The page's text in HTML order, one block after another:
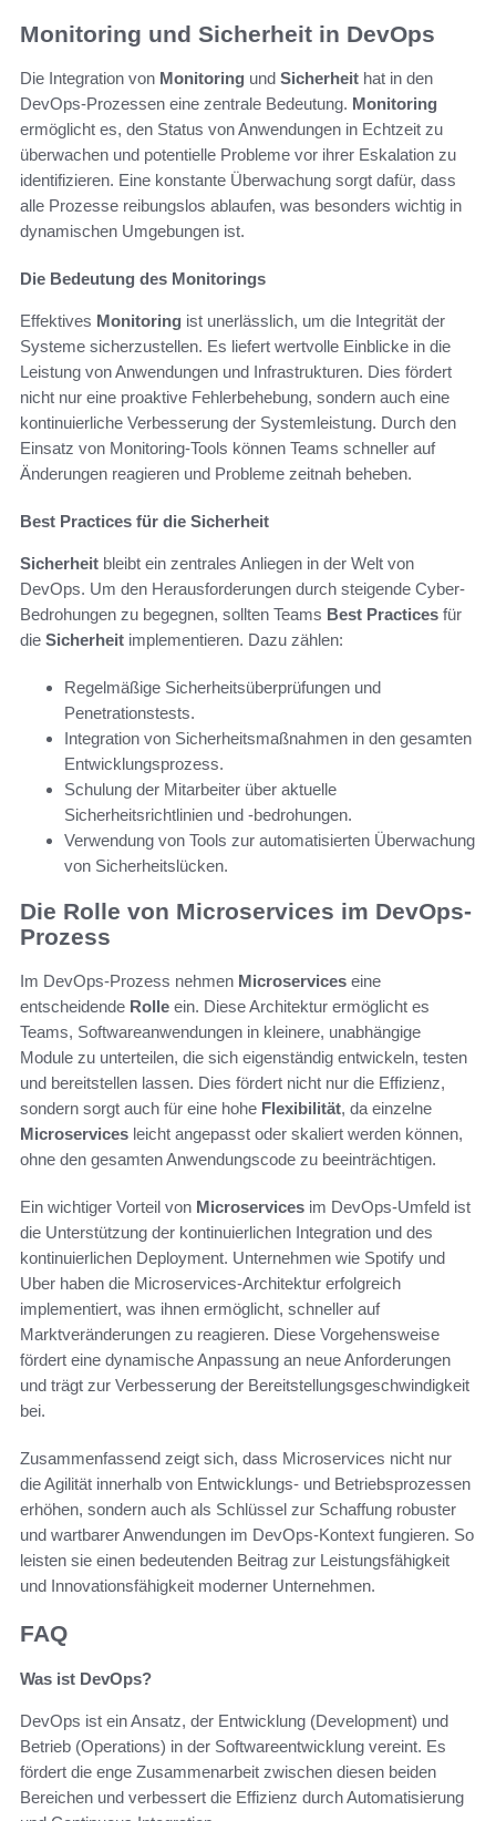
Monitoring und Sicherheit in DevOps
Die Integration von Monitoring und Sicherheit hat in den
DevOps-Prozessen eine zentrale Bedeutung. Monitoring
ermöglicht es, den Status von Anwendungen in Echtzeit zu
überwachen und potentielle Probleme vor ihrer Eskalation zu
identifizieren. Eine konstante Überwachung sorgt dafür, dass
alle Prozesse reibungslos ablaufen, was besonders wichtig in
dynamischen Umgebungen ist.
Die Bedeutung des Monitorings
Effektives Monitoring ist unerlässlich, um die Integrität der
Systeme sicherzustellen. Es liefert wertvolle Einblicke in die
Leistung von Anwendungen und Infrastrukturen. Dies fördert
nicht nur eine proaktive Fehlerbehebung, sondern auch eine
kontinuierliche Verbesserung der Systemleistung. Durch den
Einsatz von Monitoring-Tools können Teams schneller auf
Änderungen reagieren und Probleme zeitnah beheben.
Best Practices für die Sicherheit
Sicherheit bleibt ein zentrales Anliegen in der Welt von
DevOps. Um den Herausforderungen durch steigende Cyber-
Bedrohungen zu begegnen, sollten Teams Best Practices für
die Sicherheit implementieren. Dazu zählen:
Regelmäßige Sicherheitsüberprüfungen und
Penetrationstests.
Integration von Sicherheitsmaßnahmen in den gesamten
Entwicklungsprozess.
Schulung der Mitarbeiter über aktuelle
Sicherheitsrichtlinien und -bedrohungen.
Verwendung von Tools zur automatisierten Überwachung
von Sicherheitslücken.
Die Rolle von Microservices im DevOps-
Prozess
Im DevOps-Prozess nehmen Microservices eine
entscheidende Rolle ein. Diese Architektur ermöglicht es
Teams, Softwareanwendungen in kleinere, unabhängige
Module zu unterteilen, die sich eigenständig entwickeln, testen
und bereitstellen lassen. Dies fördert nicht nur die Effizienz,
sondern sorgt auch für eine hohe Flexibilität, da einzelne
Microservices leicht angepasst oder skaliert werden können,
ohne den gesamten Anwendungscode zu beeinträchtigen.
Ein wichtiger Vorteil von Microservices im DevOps-Umfeld ist
die Unterstützung der kontinuierlichen Integration und des
kontinuierlichen Deployment. Unternehmen wie Spotify und
Uber haben die Microservices-Architektur erfolgreich
implementiert, was ihnen ermöglicht, schneller auf
Marktveränderungen zu reagieren. Diese Vorgehensweise
fördert eine dynamische Anpassung an neue Anforderungen
und trägt zur Verbesserung der Bereitstellungsgeschwindigkeit
bei.
Zusammenfassend zeigt sich, dass Microservices nicht nur
die Agilität innerhalb von Entwicklungs- und Betriebsprozessen
erhöhen, sondern auch als Schlüssel zur Schaffung robuster
und wartbarer Anwendungen im DevOps-Kontext fungieren. So
leisten sie einen bedeutenden Beitrag zur Leistungsfähigkeit
und Innovationsfähigkeit moderner Unternehmen.
FAQ
Was ist DevOps?
DevOps ist ein Ansatz, der Entwicklung (Development) und
Betrieb (Operations) in der Softwareentwicklung vereint. Es
fördert die enge Zusammenarbeit zwischen diesen beiden
Bereichen und verbessert die Effizienz durch Automatisierung